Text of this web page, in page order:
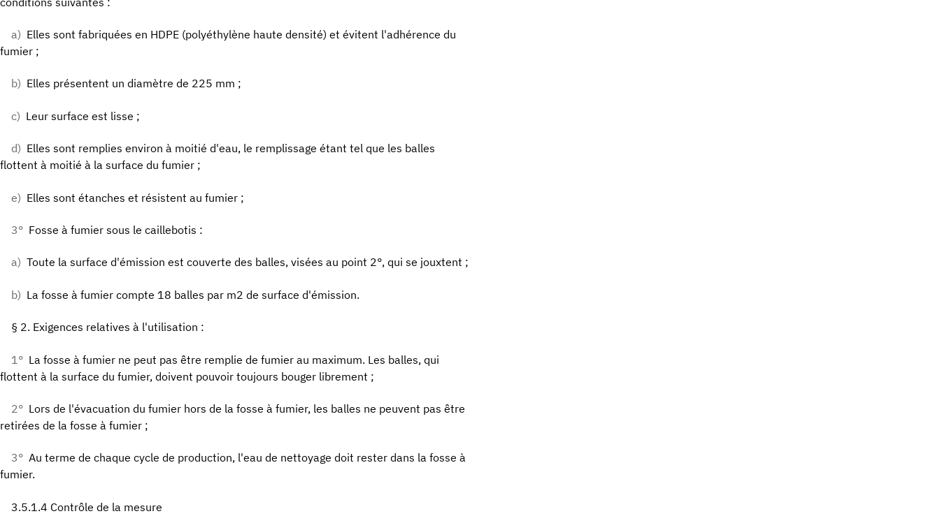
a) Elles sont fabriquées en HDPE (polyéthylène haute densité) et évitent l'adhérence du
fumier ;
b) Elles présentent un diamètre de 225 mm ;
c) Leur surface est lisse ;
d) Elles sont remplies environ à moitié d'eau, le remplissage étant tel que les balles
flottent à moitié à la surface du fumier ;
e) Elles sont étanches et résistent au fumier ;
3° Fosse à fumier sous le caillebotis :
a) Toute la surface d'émission est couverte des balles, visées au point 2°, qui se jouxtent ;
b) La fosse à fumier compte 18 balles par m2 de surface d'émission.
§ 2. Exigences relatives à l'utilisation :
1° La fosse à fumier ne peut pas être remplie de fumier au maximum. Les balles, qui
flottent à la surface du fumier, doivent pouvoir toujours bouger librement ;
2° Lors de l'évacuation du fumier hors de la fosse à fumier, les balles ne peuvent pas être
retirées de la fosse à fumier ;
3° Au terme de chaque cycle de production, l'eau de nettoyage doit rester dans la fosse à
fumier.
3.5.1.4 Contrôle de la mesure